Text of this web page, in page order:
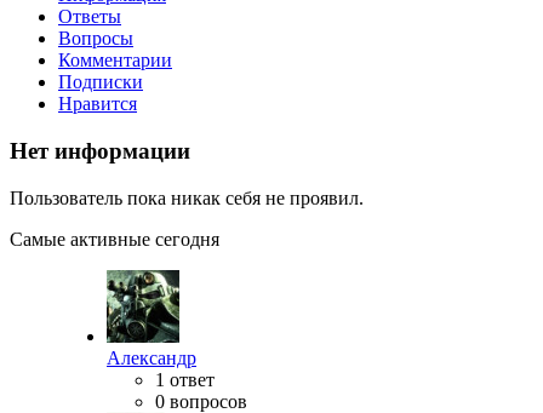
Ответы
Вопросы
Комментарии
Подписки
Нравится
Нет информации
Пользователь пока никак себя не проявил.
Самые активные сегодня
Александр
1 ответ
0 вопросов